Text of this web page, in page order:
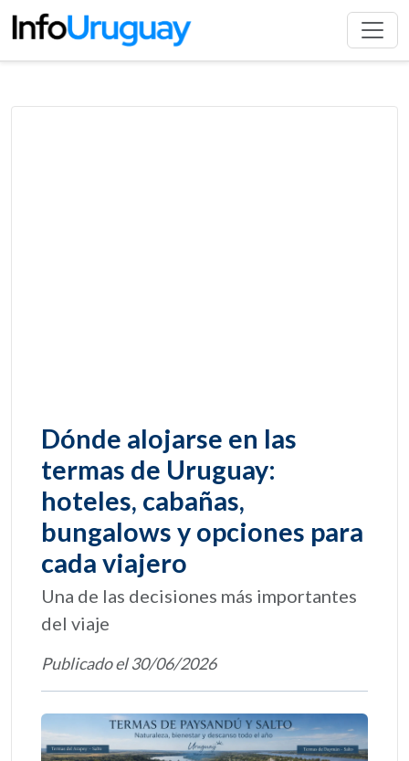
Dónde alojarse en las
termas de Uruguay:
hoteles, cabañas,
bungalows y opciones para
cada viajero
Una de las decisiones más importantes
del viaje
Publicado el 30/06/2026